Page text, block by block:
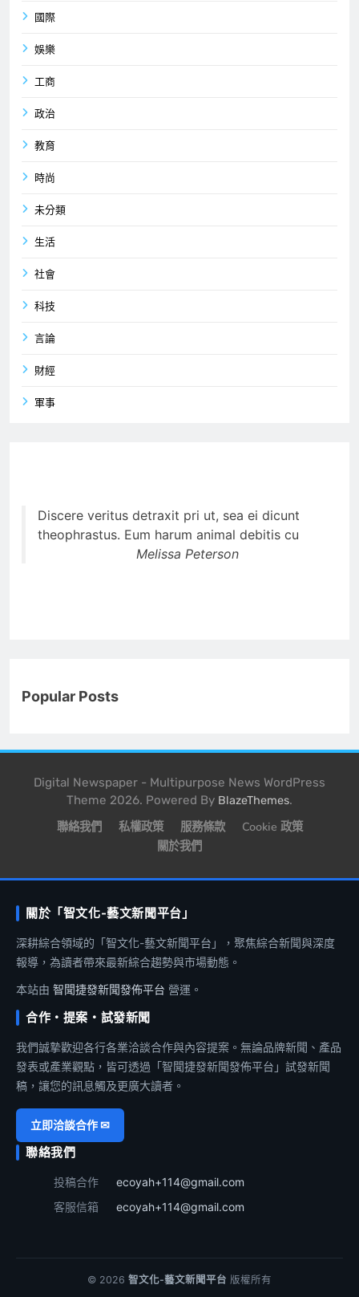
國際
娛樂
工商
政治
教育
時尚
未分類
生活
社會
科技
言論
財經
軍事
Discere veritus detraxit pri ut, sea ei dicunt
theophrastus. Eum harum animal debitis cu
Melissa Peterson
Popular Posts
Digital Newspaper - Multipurpose News WordPress
Theme 2026. Powered By BlazeThemes.
聯絡我們 私權政策 服務條款
Cookie 政策
關於我們
關於「智文化-藝文新聞平台」
深耕綜合領域的「智文化-藝文新聞平台」，聚焦綜合新聞與深度
報導，為讀者帶來最新綜合趨勢與市場動態。
本站由 智聞捷發新聞發佈平台 營運。
合作・提案・試發新聞
我們誠摯歡迎各行各業洽談合作與內容提案。無論品牌新聞、產品
發表或產業觀點，皆可透過「智聞捷發新聞發佈平台」試發新聞
稿，讓您的訊息觸及更廣大讀者。
立即洽談合作 ✉
聯絡我們
投稿合作
ecoyah+114@gmail.com
客服信箱
ecoyah+114@gmail.com
© 2026 智文化-藝文新聞平台 版權所有